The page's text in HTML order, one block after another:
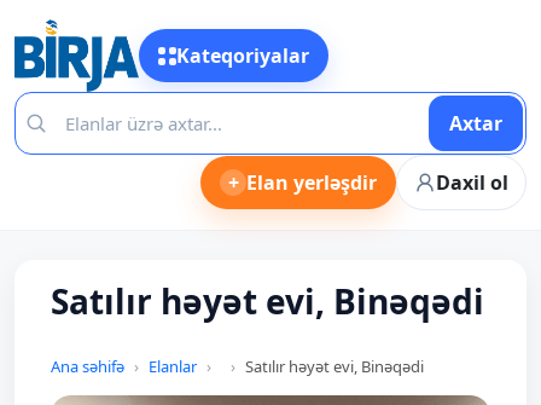
Kateqoriyalar
Axtar
+ Elan yerləşdir Daxil ol
Satılır həyət evi, Binəqədi
Ana səhifə Elanlar Satılır həyət evi, Binəqədi